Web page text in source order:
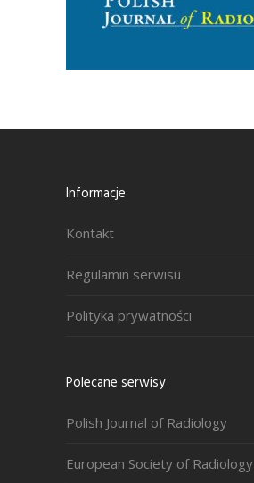
Informacje
Kontakt
Regulamin serwisu
Polityka prywatności
Polecane serwisy
Polish Journal of Radiology
European Society of Radiology